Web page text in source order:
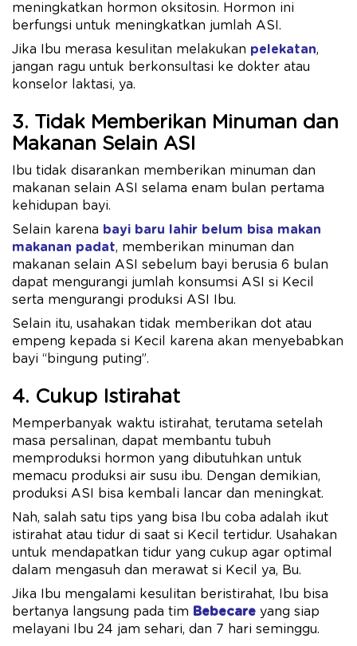
meningkatkan hormon oksitosin. Hormon ini
berfungsi untuk meningkatkan jumlah ASI.
Jika Ibu merasa kesulitan melakukan pelekatan,
jangan ragu untuk berkonsultasi ke dokter atau
konselor laktasi, ya.
3. Tidak Memberikan Minuman dan
Makanan Selain ASI
Ibu tidak disarankan memberikan minuman dan
makanan selain ASI selama enam bulan pertama
kehidupan bayi.
Selain karena bayi baru lahir belum bisa makan
makanan padat, memberikan minuman dan
makanan selain ASI sebelum bayi berusia 6 bulan
dapat mengurangi jumlah konsumsi ASI si Kecil
serta mengurangi produksi ASI Ibu.
Selain itu, usahakan tidak memberikan dot atau
empeng kepada si Kecil karena akan menyebabkan
bayi “bingung puting”.
4. Cukup Istirahat
Memperbanyak waktu istirahat, terutama setelah
masa persalinan, dapat membantu tubuh
memproduksi hormon yang dibutuhkan untuk
memacu produksi air susu ibu. Dengan demikian,
produksi ASI bisa kembali lancar dan meningkat.
Nah, salah satu tips yang bisa Ibu coba adalah ikut
istirahat atau tidur di saat si Kecil tertidur. Usahakan
untuk mendapatkan tidur yang cukup agar optimal
dalam mengasuh dan merawat si Kecil ya, Bu.
Jika Ibu mengalami kesulitan beristirahat, Ibu bisa
bertanya langsung pada tim
Bebecare yang siap
melayani Ibu 24 jam sehari, dan 7 hari seminggu.